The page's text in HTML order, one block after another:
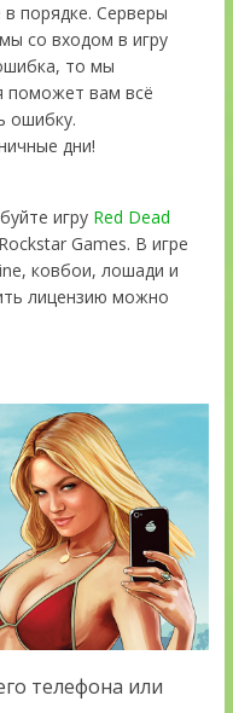
в порядке. Серверы
со входом в игру
то мы
поможет вам всё
ошибку.
дни!
игру Red Dead
Games. В игре
ковбои, лошади и
лицензию можно
телефона или